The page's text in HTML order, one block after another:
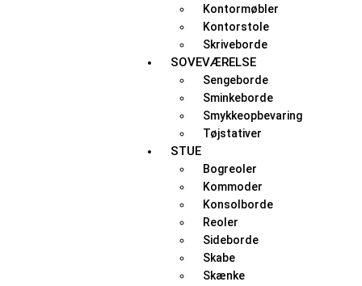
Kontormøbler
Kontorstole
Skriveborde
SOVEVÆRELSE
Sengeborde
Sminkeborde
Smykkeopbevaring
Tøjstativer
STUE
Bogreoler
Kommoder
Konsolborde
Reoler
Sideborde
Skabe
Skænke